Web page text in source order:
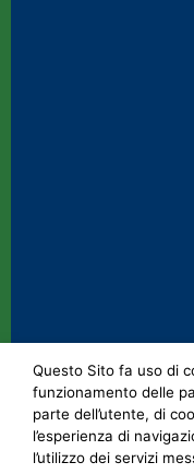
Questo Sito fa uso di
funzionamento delle
parte dell’utente, di
l’esperienza di
l’utilizzo dei servizi